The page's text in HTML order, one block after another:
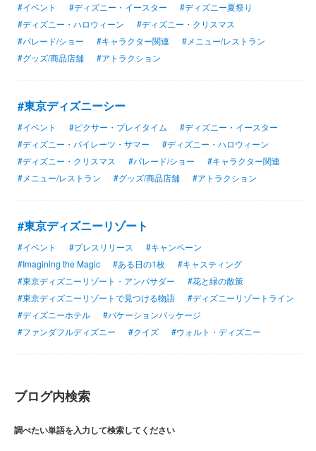
#イベント #ディズニー・イースター
#ディズニー夏祭り
#ディズニー・ハロウィーン
#ディズニー・クリスマス
#パレード/ショー
#キャラクター関連
#メニュー/レストラン
#グッズ/商品店舗
#アトラクション
#東京ディズニーシー
#イベント #ピクサー・プレイタイム
#ディズニー・イースター
#ディズニー・パイレーツ・サマー
#ディズニー・ハロウィーン
#ディズニー・クリスマス
#パレード/ショー
#キャラクター関連
#メニュー/レストラン
#グッズ/商品店舗 #アトラクション
#東京ディズニーリゾート
#イベント #プレスリリース
#キャンペーン
#Imagining the Magic
#ある日の1枚
#キャスティング
#東京ディズニーリゾート・アンバサダー
#花と緑の散策
#東京ディズニーリゾートで見つける物語
#ディズニーリゾートライン
#ディズニーホテル
#バケーションパッケージ
#ファンダフルディズニー
#クイズ #ウォルト・ディズニー
ブログ内検索
調べたい単語を入力して検索してください